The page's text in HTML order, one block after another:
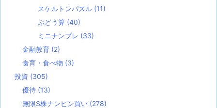
スケルトンパズル (11)
ぶどう算 (40)
ミニナンプレ (33)
金融教育 (2)
食育・食べ物 (3)
投資 (305)
優待 (13)
無限S株ナンピン買い (278)